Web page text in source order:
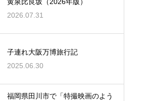
黄泉比良坂（2026年版）
2026.07.31
子連れ大阪万博旅行記
2025.06.30
福岡県田川市で「特撮映画のよう